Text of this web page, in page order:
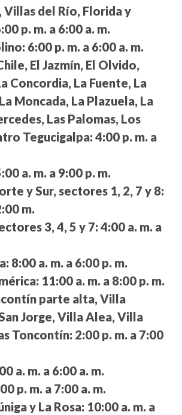
Villas del Río, Florida y
p. m. a 6:00 a. m.
6:00 p. m. a 6:00 a. m.
El Jazmín, El Olvido,
Concordia, La Fuente, La
Moncada, La Plazuela, La
Las Palomas, Los
Tegucigalpa: 4:00 p. m. a
a. m. a 9:00 p. m.
y Sur, sectores 1, 2, 7 y 8:
m.
3, 4, 5 y 7: 4:00 a. m. a
8:00 a. m. a 6:00 p. m.
11:00 a. m. a 8:00 p. m.
parte alta, Villa
Jorge, Villa Alea, Villa
Toncontín: 2:00 p. m. a 7:00
a. m. a 6:00 a. m.
p. m. a 7:00 a. m.
y La Rosa: 10:00 a. m. a